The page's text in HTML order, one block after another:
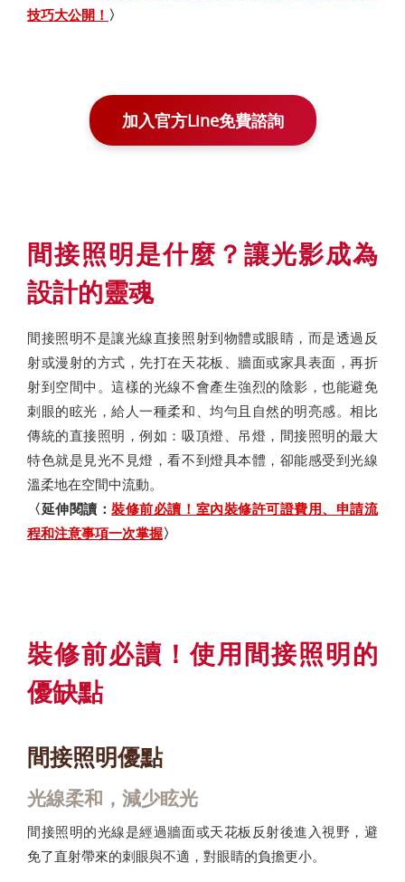
技巧大公開！ 〉
加入官方Line免費諮詢
間接照明是什麼？讓光影成為
設計的靈魂
間接照明不是讓光線直接照射到物體或眼睛，而是透過反
射或漫射的方式，先打在天花板、牆面或家具表面，再折
射到空間中。這樣的光線不會產生強烈的陰影，也能避免
刺眼的眩光，給人一種柔和、均勻且自然的明亮感。相比
傳統的直接照明，例如：吸頂燈、吊燈，間接照明的最大
特色就是見光不見燈，看不到燈具本體，卻能感受到光線
溫柔地在空間中流動。
〈延伸閱讀：裝修前必讀！室內裝修許可證費用、申請流
程和注意事項一次掌握〉
裝修前必讀！使用間接照明的
優缺點
間接照明優點
光線柔和，減少眩光
間接照明的光線是經過牆面或天花板反射後進入視野，避
免了直射帶來的刺眼與不適，對眼睛的負擔更小。